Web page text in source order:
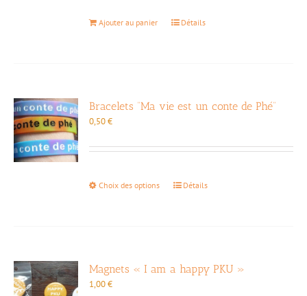
Ajouter au panier Détails
Bracelets “Ma vie est un conte de Phé”
0,50€
Choix des options
Ce
options
Détails
Magnets « I am a happy PKU »
1,00€